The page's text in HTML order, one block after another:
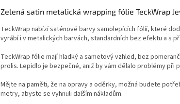
Zelená satin metalická wrapping fólie TeckWrap
TeckWrap nabízí saténové barvy samolepících fólií, které
vyrábí i v metalických barvách, standardních bez efektu a s
TeckWrap fólie mají hladký a sametový vzhled, bez
prolis. Lepidlo je bezpečné, aniž by vám dělalo problémy při
Mějte na paměti, že na opravy a oděrky, možná budete
metry, abyste se vyhnuli dalším nákladům.